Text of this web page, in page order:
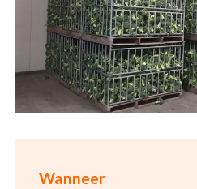
Wanneer